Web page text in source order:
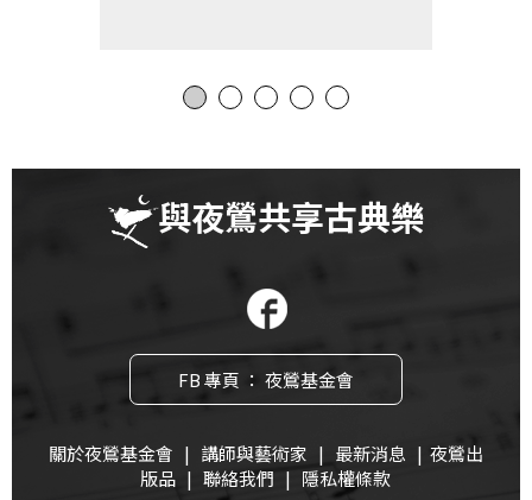
與夜鶯共享古典樂
FB 專頁 ： 夜鶯基金會
關於夜鶯基金會 | 講師與藝術家 | 最新消息 | 夜鶯出
版品 | 聯絡我們 | 隱私權條款